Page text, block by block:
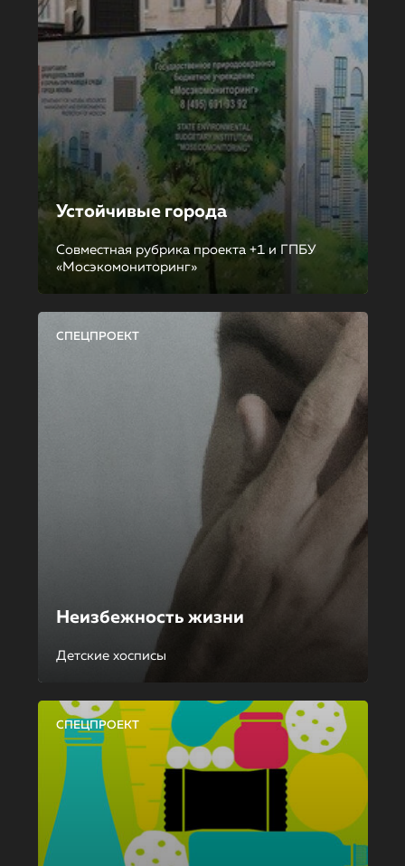
Устойчивые города
Совместная рубрика проекта +1 и ГПБУ
«Мосэкомониторинг»
СПЕЦПРОЕКТ
Неизбежность жизни
Детские хосписы
СПЕЦПРОЕКТ